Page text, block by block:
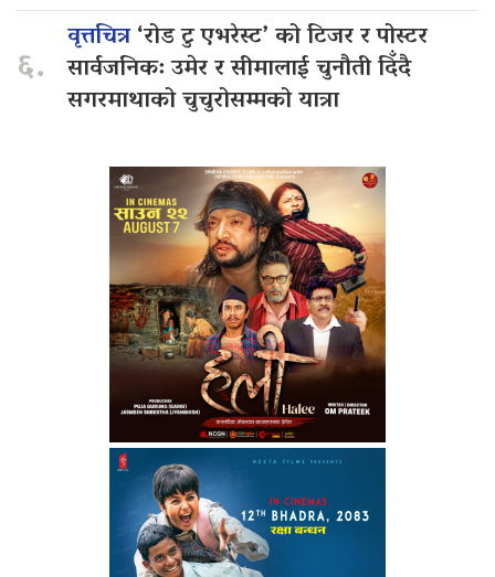
६.
वृत्तचित्र‘रोड टु एभरेस्ट’ को टिजर र पोस्टर
सार्वजनिक: उमेर र सीमालाई चुनौती दिँदै
सगरमाथाको चुचुरोसम्मको यात्रा